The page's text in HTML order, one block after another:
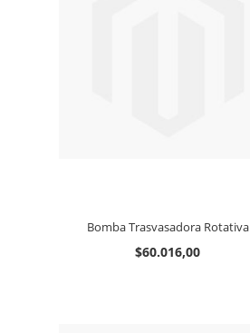
Bomba Trasvasadora Rotativa
$60.016,00